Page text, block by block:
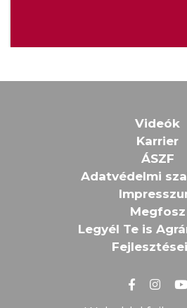
Videók
Karrier
ÁSZF
Adatvédelmi
Megfosz
Legyél Te is